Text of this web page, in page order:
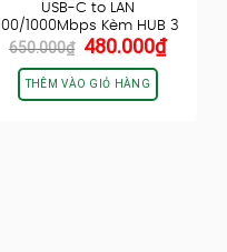
USB-C to LAN
100/1000Mbps Kèm HUB 3
Cổng USB 3.0…
650.000₫ Giá
gốc
là:
650.000₫.
480.000₫Giá
THÊM VÀO GIỎ HÀNG